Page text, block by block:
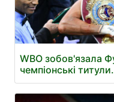
WBO зобов'язала
чемпіонські титули.